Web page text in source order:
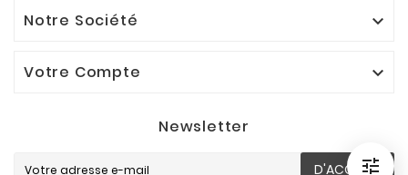
Notre Société 
Votre Compte 
Newsletter
D'ACCORD
